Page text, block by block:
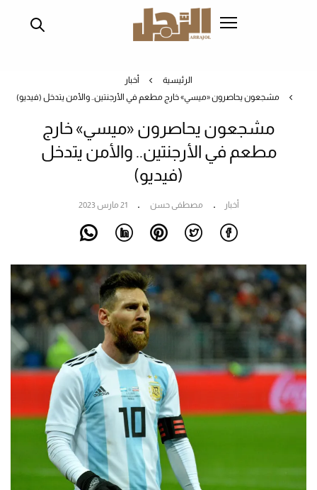
الرئيسية
أخبار
مشجعون يحاصرون «ميسي» خارج مطعم في الأرجنتين.. والأمن يتدخل (فيديو)
مشجعون يحاصرون «ميسي» خارج
مطعم في الأرجنتين.. والأمن يتدخل
(فيديو)
أخبار مصطفى حسن 21 مارس 2023